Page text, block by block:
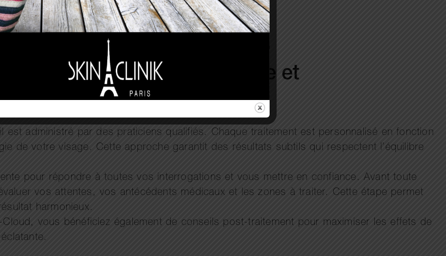
solution anti-âge sécurisée et
est administré par des praticiens qualifiés. Chaque traitement est personnalisé en fonction
de votre visage. Cette approche garantit des résultats subtils qui respectent l’équilibre
pour répondre à toutes vos interrogations et vous mettre en confiance. Avant toute
vos attentes, vos antécédents médicaux et les zones à traiter. Cette étape permet
harmonieux.
vous bénéficiez également de conseils post-traitement pour maximiser les effets de